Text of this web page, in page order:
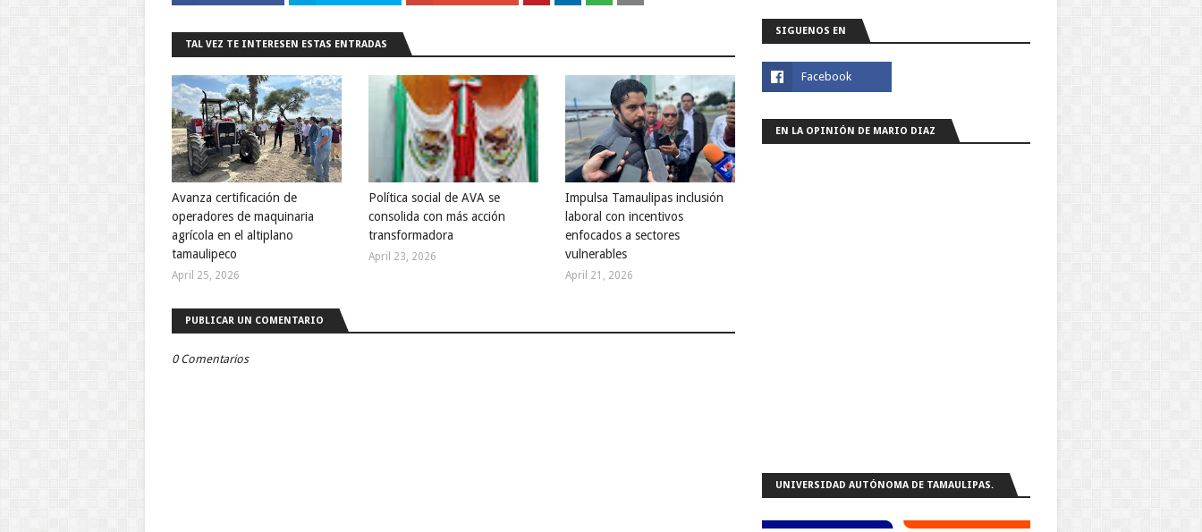
TAL VEZ TE INTERESEN ESTAS ENTRADAS
Avanza certificación de
operadores de maquinaria
agrícola en el altiplano
tamaulipeco
April 25, 2026
Política social de AVA se
consolida con más acción
transformadora
April 23, 2026
Impulsa Tamaulipas inclusión
laboral con incentivos
enfocados a sectores
vulnerables
April 21, 2026
PUBLICAR UN COMENTARIO
0 Comentarios
SIGUENOS EN
EN LA OPINIÓN DE MARIO DIAZ
UNIVERSIDAD AUTÓNOMA DE TAMAULIPAS.